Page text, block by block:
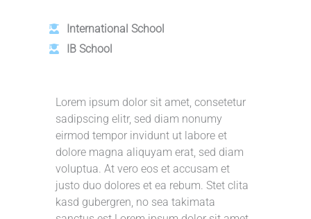
International School
IB School
Lorem ipsum dolor sit amet, consetetur
sadipscing elitr, sed diam nonumy
eirmod tempor invidunt ut labore et
dolore magna aliquyam erat, sed diam
voluptua. At vero eos et accusam et
justo duo dolores et ea rebum. Stet clita
kasd gubergren, no sea takimata